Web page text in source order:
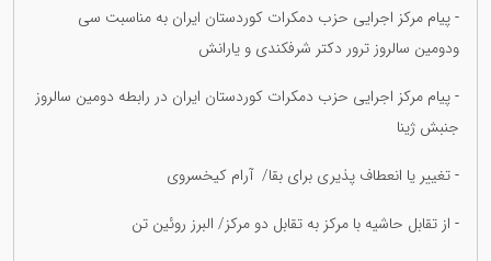
- پیام مرکز اجرایی حزب دمکرات کوردستان ایران بە مناسبت سی
‌ودومین سالروز ترور دکتر شرفکندی و یارانش
- پیام مرکز اجرایی حزب دمکرات کوردستان ایران در رابطە دومین سالروز
جنبش ژینا
- تغییر یا انعطاف پذیری برای بقا/ آرام کیخسروی
- از تقابل حاشیە با مرکز بە تقابل دو مرکز/ البرز روئین تن